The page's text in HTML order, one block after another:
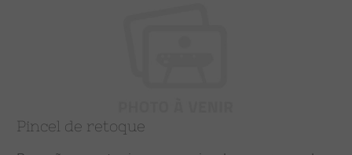
Pincel de retoque